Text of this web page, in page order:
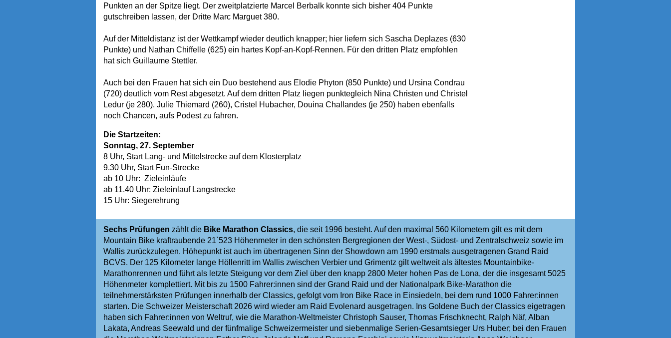
Punkten an der Spitze liegt. Der zweitplatzierte Marcel Berbalk konnte sich bisher 404 Punkte
gutschreiben lassen, der Dritte Marc Marguet 380.
Auf der Mitteldistanz ist der Wettkampf wieder deutlich knapper; hier liefern sich Sascha Deplazes (630
Punkte) und Nathan Chiffelle (625) ein hartes Kopf-an-Kopf-Rennen. Für den dritten Platz empfohlen
hat sich Guillaume Stettler.
Auch bei den Frauen hat sich ein Duo bestehend aus Elodie Phyton (850 Punkte) und Ursina Condrau
(720) deutlich vom Rest abgesetzt. Auf dem dritten Platz liegen punktegleich Nina Christen und Christel
Ledur (je 280). Julie Thiemard (260), Cristel Hubacher, Douina Challandes (je 250) haben ebenfalls
noch Chancen, aufs Podest zu fahren.
Die Startzeiten:
Sonntag, 27. September
8 Uhr, Start Lang- und Mittelstrecke auf dem Klosterplatz
9.30 Uhr, Start Fun-Strecke
ab 10 Uhr: Zieleinläufe
ab 11.40 Uhr: Zieleinlauf Langstrecke
15 Uhr: Siegerehrung
Sechs Prüfungen zählt die Bike Marathon Classics, die seit 1996 besteht. Auf den maximal 560 Kilometern gilt es mit dem
Mountain Bike kraftraubende 21`523 Höhenmeter in den schönsten Bergregionen der West-, Südost- und Zentralschweiz sowie im
Wallis zurückzulegen. Höhepunkt ist auch im übertragenen Sinn der Showdown am 1990 erstmals ausgetragenen Grand Raid
BCVS. Der 125 Kilometer lange Höllenritt im Wallis zwischen Verbier und Grimentz gilt weltweit als ältestes Mountainbike-
Marathonrennen und führt als letzte Steigung vor dem Ziel über den knapp 2800 Meter hohen Pas de Lona, der die insgesamt 5025
Höhenmeter komplettiert. Mit bis zu 1500 Fahrer:innen sind der Grand Raid und der Nationalpark Bike-Marathon die
teilnehmerstärksten Prüfungen innerhalb der Classics, gefolgt vom Iron Bike Race in Einsiedeln, bei dem rund 1000 Fahrer:innen
starten. Die Schweizer Meisterschaft 2026 wird wieder am Raid Evolenard ausgetragen. Ins Goldene Buch der Classics eigetragen
haben sich Fahrer:innen von Weltruf, wie die Marathon-Weltmeister Christoph Sauser, Thomas Frischknecht, Ralph Näf, Alban
Lakata, Andreas Seewald und der fünfmalige Schweizermeister und siebenmalige Serien-Gesamtsieger Urs Huber; bei den Frauen